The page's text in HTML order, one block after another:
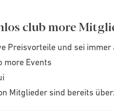
club more
Preisvorteile und sei
more Events
Mitglieder sind bereits